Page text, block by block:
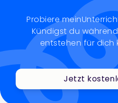
Probiere
Kündigst du
entstehen für dich
Jetzt